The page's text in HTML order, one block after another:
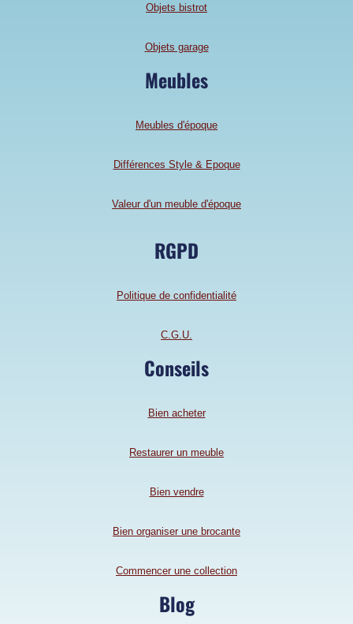
Objets bistrot
Objets garage
Meubles
Meubles d'époque
Différences Style & Epoque
Valeur d'un meuble d'époque
RGPD
Politique de confidentialité
C.G.U.
Conseils
Bien acheter
Restaurer un meuble
Bien vendre
Bien organiser une brocante
Commencer une collection
Blog